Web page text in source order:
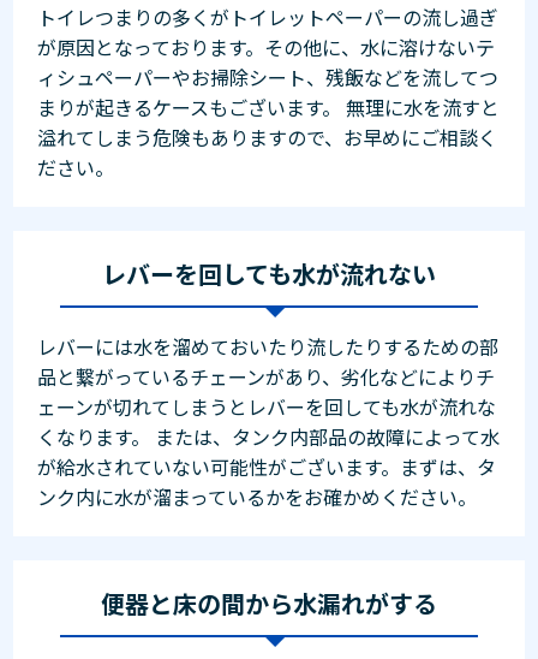
トイレつまりの多くがトイレットペーパーの流し過ぎ
が原因となっております。その他に、水に溶けないテ
ィシュペーパーやお掃除シート、残飯などを流してつ
まりが起きるケースもございます。 無理に水を流すと
溢れてしまう危険もありますので、お早めにご相談く
ださい。
レバーを回しても水が流れない
レバーには水を溜めておいたり流したりするための部
品と繋がっているチェーンがあり、劣化などによりチ
ェーンが切れてしまうとレバーを回しても水が流れな
くなります。 または、タンク内部品の故障によって水
が給水されていない可能性がございます。まずは、タ
ンク内に水が溜まっているかをお確かめください。
便器と床の間から水漏れがする